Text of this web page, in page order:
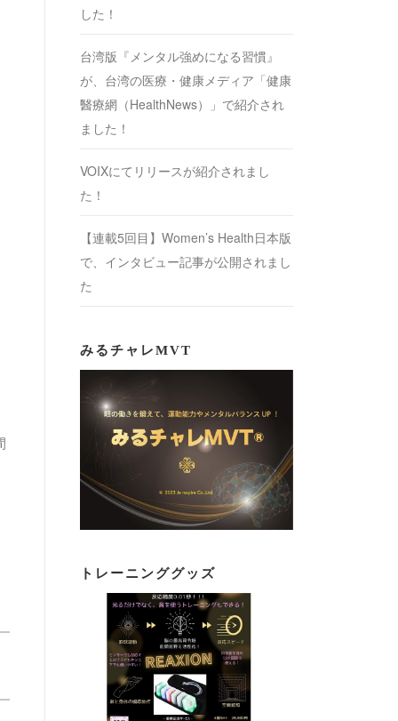
した！
台湾版『メンタル強めになる習慣』
が、台湾の医療・健康メディア「健康
醫療網（HealthNews）」で紹介され
ました！
VOIXにてリリースが紹介されまし
た！
【連載5回目】Women’s Health日本版
で、インタビュー記事が公開されまし
た
みるチャレMVT
トレーニンググッズ